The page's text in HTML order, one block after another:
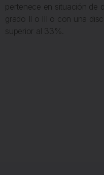
pertenece en situación de
grado II o III o con una
superior al 33%.